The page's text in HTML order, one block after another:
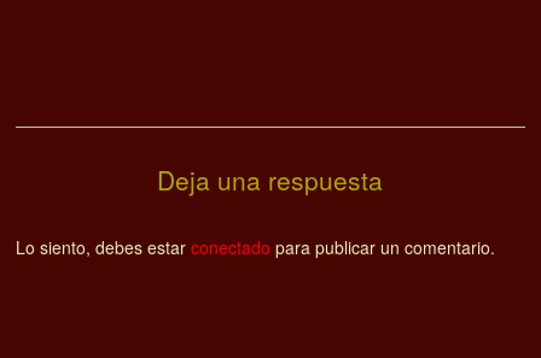
Deja una respuesta
Lo siento, debes estarconectado para publicar un comentario.